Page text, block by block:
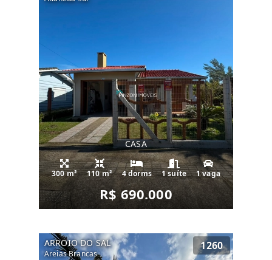
CASA
300 m² 110 m² 4 dorms 1 suíte 1 vaga
R$ 690.000
ARROIO DO SAL
Areias Brancas
1260